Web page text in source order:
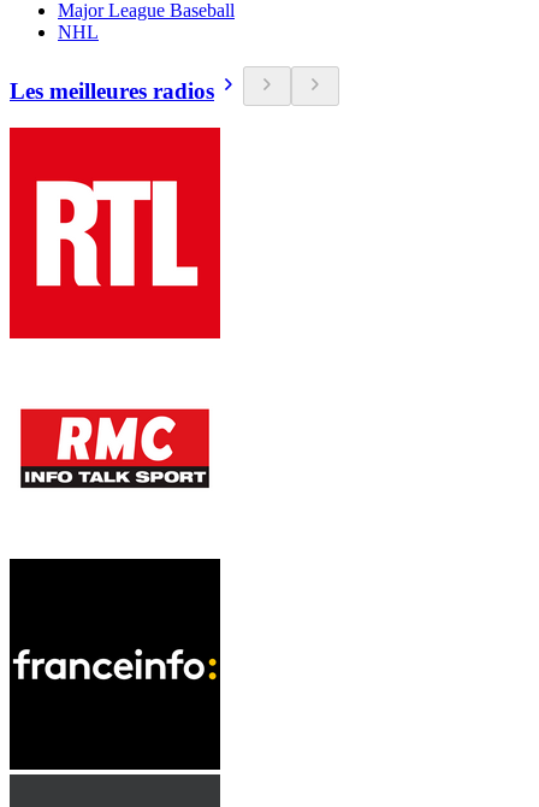
Major League Baseball
NHL
Les meilleures radios